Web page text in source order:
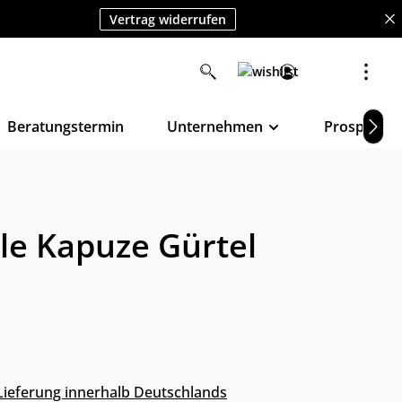
Vertrag widerrufen
Beratungstermin Unternehmen Prospekte
Kapuze Gürtel
innerhalb Deutschlands